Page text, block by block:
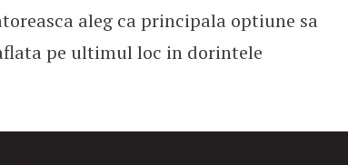
aleg ca principala optiune sa
pe ultimul loc in dorintele